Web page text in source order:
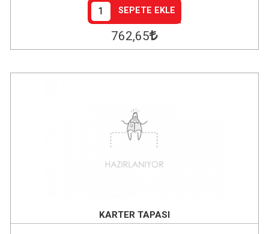
SEPETE EKLE
762,65
KARTER TAPASI